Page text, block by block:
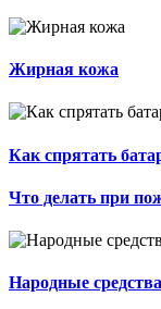
Жирная кожа
Как спрятать
Что делать при
Народные